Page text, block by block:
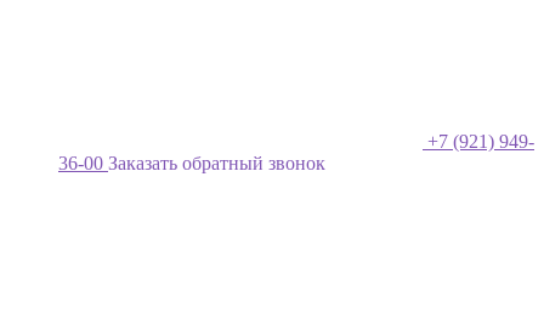
+7 (921) 949-
36-00 Заказать обратный звонок